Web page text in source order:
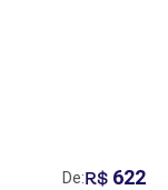
De:R$ 622